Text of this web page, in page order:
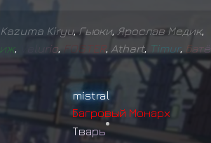
Kazuma Kiryu, Гьюки, Ярослав Медик,
иж, urio FO S TER, Athart, Timur, Батё
mistral
Багровый Монарх
Тварь